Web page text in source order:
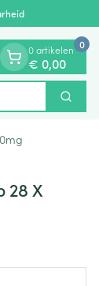
Zoek
0 artikelen
€ 0,00
0
28 X